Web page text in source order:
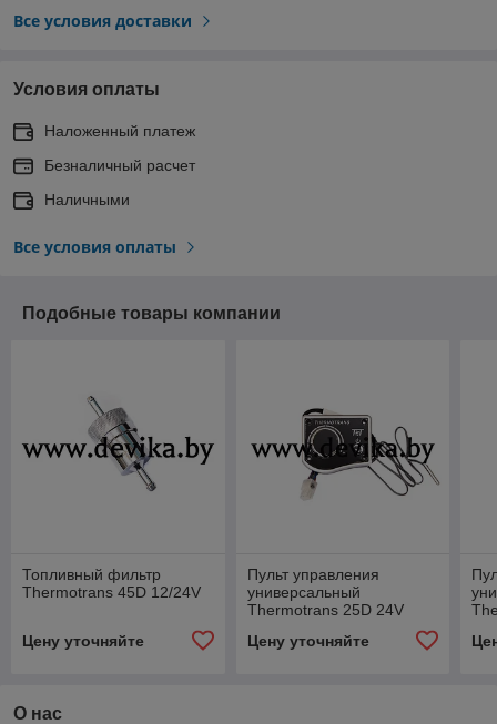
Все условия доставки
Условия оплаты
Наложенный платеж
Безналичный расчет
Наличными
Все условия оплаты
Подобные товары компании
Топливный фильтр
Thermotrans 45D 12/24V
Цену уточняйте
Пульт управления
универсальный
Thermotrans 25D 24V
Цену уточняйте
О нас